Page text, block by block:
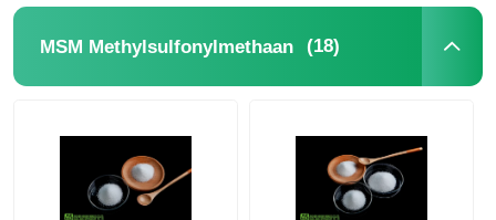
MSM Methylsulfonylmethaan (18)